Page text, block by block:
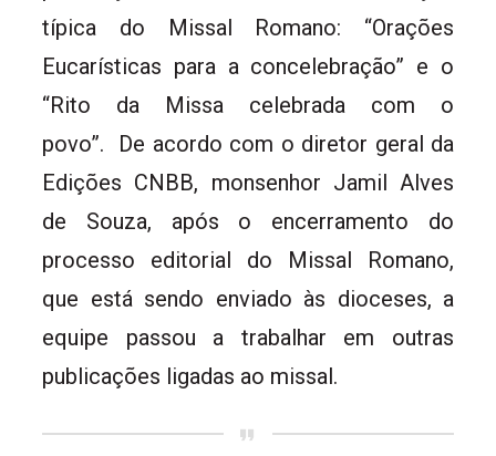
típica do Missal Romano: “Orações
Eucarísticas para a concelebração” e o
“Rito da Missa celebrada com o
povo”. De acordo com o diretor geral da
Edições CNBB, monsenhor Jamil Alves
de Souza, após o encerramento do
processo editorial do Missal Romano,
que está sendo enviado às dioceses, a
equipe passou a trabalhar em outras
publicações ligadas ao missal.